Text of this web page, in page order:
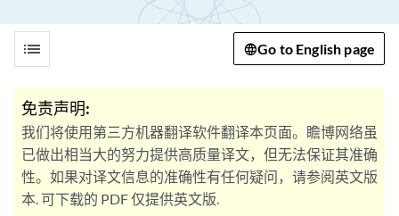
list Go to English page
免责声明:
我们将使用第三方机器翻译软件翻译本页面。瞻博网络虽
已做出相当大的努力提供高质量译文，但无法保证其准确
性。如果对译文信息的准确性有任何疑问，请参阅英文版
本. 可下载的 PDF 仅提供英文版.